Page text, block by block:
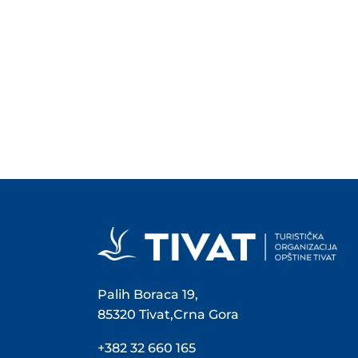
Palih Boraca 19,
85320 Tivat,Crna Gora
+382 32 660 165